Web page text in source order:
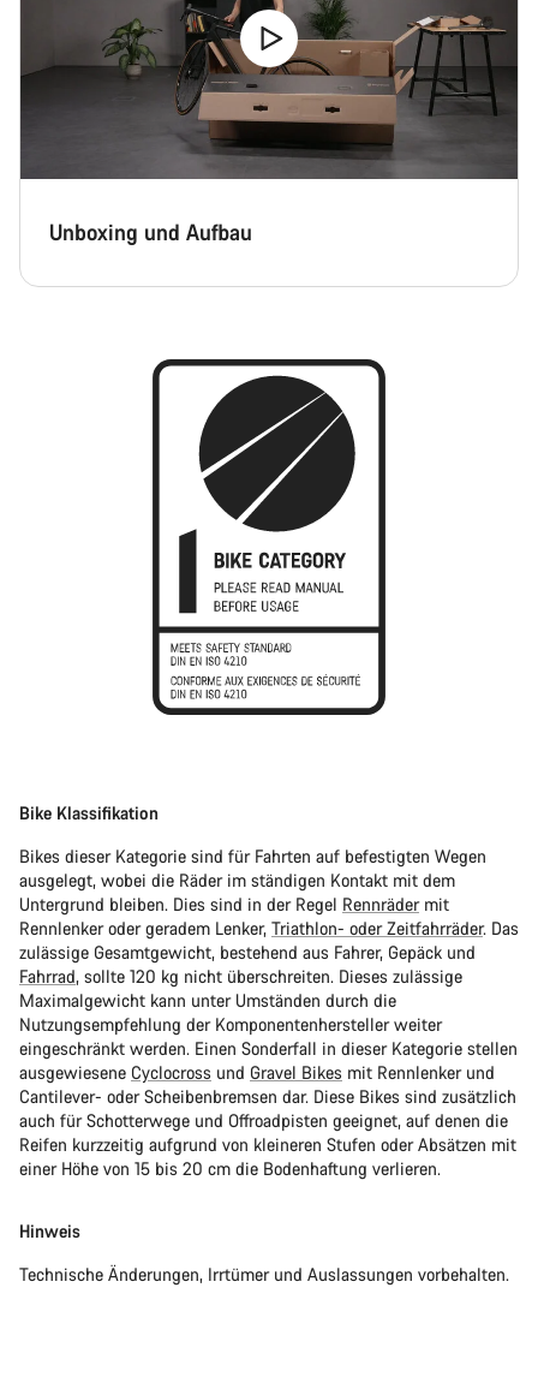
Unboxing und Aufbau
Bike Klassifikation
Bikes dieser Kategorie sind für Fahrten auf befestigten Wegen
ausgelegt, wobei die Räder im ständigen Kontakt mit dem
Untergrund bleiben. Dies sind in der Regel Rennrädermit
Rennlenker oder geradem Lenker, Triathlon- oder Zeitfahrräder. Das
zulässige Gesamtgewicht, bestehend aus Fahrer, Gepäck und
Fahrrad, sollte 120 kg nicht überschreiten. Dieses zulässige
Maximalgewicht kann unter Umständen durch die
Nutzungsempfehlung der Komponentenhersteller weiter
eingeschränkt werden. Einen Sonderfall in dieser Kategorie stellen
ausgewiesene Cyclocross und Gravel Bikes mit Rennlenker und
Cantilever- oder Scheibenbremsen dar. Diese Bikes sind zusätzlich
auch für Schotterwege und Offroadpisten geeignet, auf denen die
Reifen kurzzeitig aufgrund von kleineren Stufen oder Absätzen mit
einer Höhe von 15 bis 20 cm die Bodenhaftung verlieren.
Hinweis
Technische Änderungen, Irrtümer und Auslassungen vorbehalten.